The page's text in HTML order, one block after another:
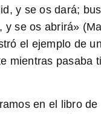
y se os dará;
y se os abrirá»
el ejemplo de
mientras pasaba
en el libro de